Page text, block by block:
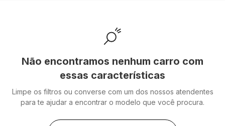
Não encontramos nenhum carro com
essas características
Limpe os filtros ou converse com um dos nossos atendentes
para te ajudar a encontrar o modelo que você procura.